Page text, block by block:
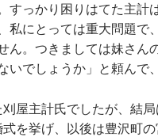
すっかり困りはてた主計
私にとっては重大問題で
ん。つきましては妹さん
いでしょうか」と頼んで
屋主計氏でしたが、結
を挙げ、以後は豊沢町